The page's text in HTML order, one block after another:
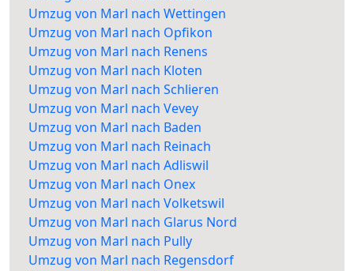
Umzug von Marl nach Wettingen
Umzug von Marl nach Opfikon
Umzug von Marl nach Renens
Umzug von Marl nach Kloten
Umzug von Marl nach Schlieren
Umzug von Marl nach Vevey
Umzug von Marl nach Baden
Umzug von Marl nach Reinach
Umzug von Marl nach Adliswil
Umzug von Marl nach Onex
Umzug von Marl nach Volketswil
Umzug von Marl nach Glarus Nord
Umzug von Marl nach Pully
Umzug von Marl nach Regensdorf